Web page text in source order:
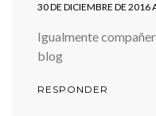
30 DE DICIEMBRE DE 2016
Igualmente
blog
RESPONDER